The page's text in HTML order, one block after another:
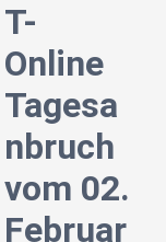
T-
Online
Tagesa
nbruch
vom 02.
Februar